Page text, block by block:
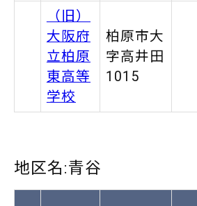
（旧）
大阪府
立柏原
東高等
学校
柏原市大
字高井田
1015
地区名:青谷